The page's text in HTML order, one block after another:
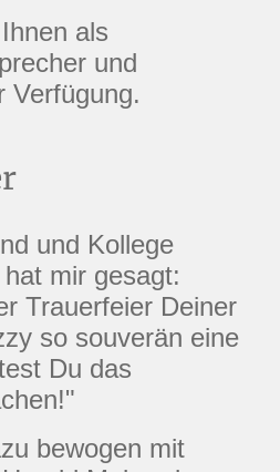
als
und
Verfügung.
und Kollege
mir gesagt:
Trauerfeier Deiner
so souverän eine
Du das
bewogen mit